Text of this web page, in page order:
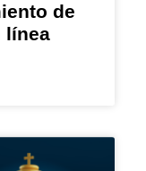
de
línea